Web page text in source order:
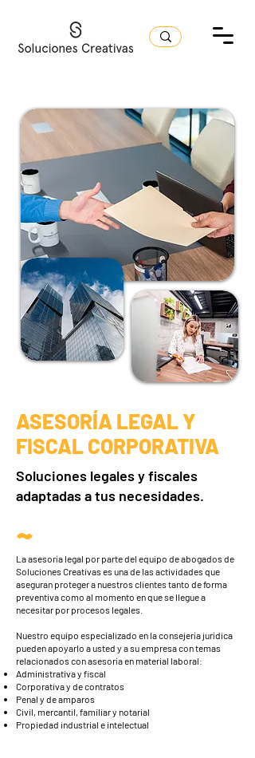
ASESORÍA LEGAL Y
FISCAL CORPORATIVA
Soluciones legales y fiscales
adaptadas a tus necesidades.
~
La asesoría legal por parte del equipo de abogados de
Soluciones Creativas es una de las actividades que
aseguran proteger a nuestros clientes tanto de forma
preventiva como al momento en que se llegue a
necesitar por procesos legales.
Nuestro equipo especializado en la consejería jurídica
pueden apoyarlo a usted y a su empresa con temas
relacionados con asesoría en material laboral:
Administrativa y fiscal
Corporativa y de contratos
Penal y de amparos
Civil, mercantil, familiar y notarial
Propiedad industrial e intelectual